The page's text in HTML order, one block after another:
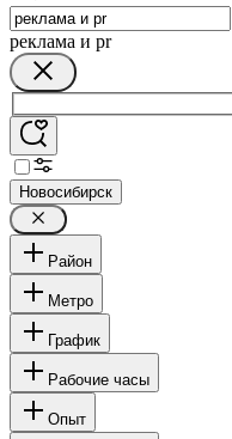
реклама и pr
Новосибирск
Район
Метро
График
Рабочие часы
Опыт